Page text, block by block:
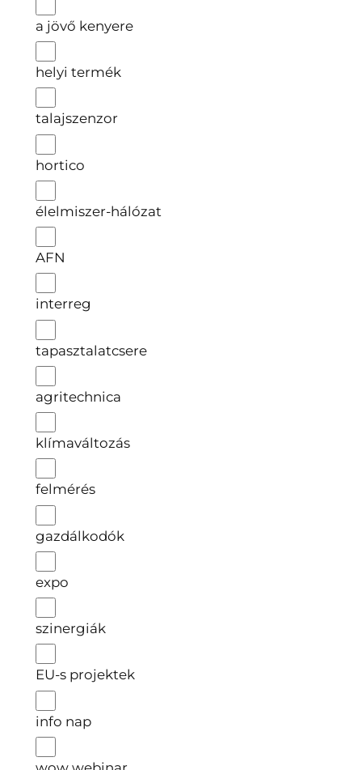
a jövő kenyere
helyi termék
talajszenzor
hortico
élelmiszer-hálózat
AFN
interreg
tapasztalatcsere
agritechnica
klímaváltozás
felmérés
gazdálkodók
expo
szinergiák
EU-s projektek
info nap